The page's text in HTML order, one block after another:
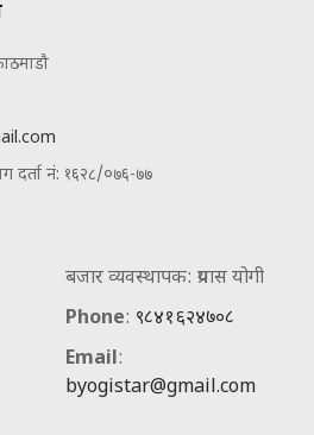
दर्ता नं: १६२८/०७६-७७
बजार व्यवस्थापक: प्रयास योगी
Phone: ९८४१६२४७०८
Email:
byogistar@gmail.com